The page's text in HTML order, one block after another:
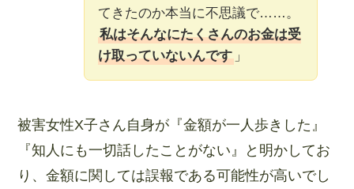
てきたのか本当に不思議で……。
私はそんなにたくさんのお金は受
け取っていないんです 」
被害女性X子さん自身が『金額が一人歩きした』
『知人にも一切話したことがない』と明かしてお
り、金額に関しては誤報である可能性が高いでし